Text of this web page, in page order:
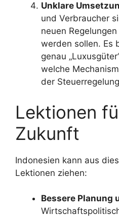
Unklare
und Verbraucher
neuen
werden sollen. Es
genau
welche
der
Lektionen
Zukunft
Indonesien kann aus
Lektionen ziehen:
Bessere Planung